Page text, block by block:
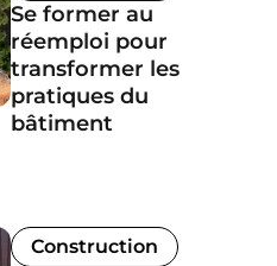
Se former au
réemploi pour
transformer les
pratiques du
bâtiment
Construction